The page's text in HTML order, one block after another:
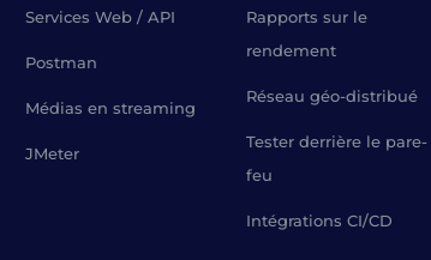
Services Web / API
Postman
Médias en streaming
JMeter
Rapports sur le
rendement
Réseau géo-distribué
Tester derrière le pare-
feu
Intégrations CI/CD